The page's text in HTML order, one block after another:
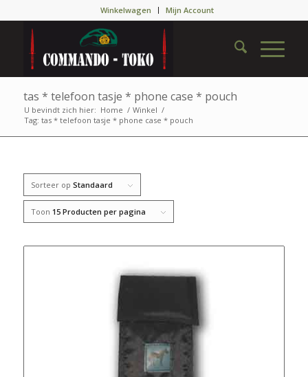
Winkelwagen Mijn Account
tas * telefoon tasje * phone case * pouch
U bevindt zich hier: Home / Winkel /
Tag: tas * telefoon tasje * phone case * pouch
Sorteer op Standaard
Toon 15 Producten per pagina